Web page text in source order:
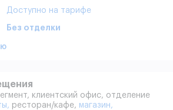
Доступно на тарифе
Без отделки
клиентский офис, отделение
ресторан/кафе, магазин,